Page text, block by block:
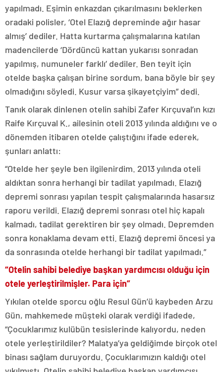
yapılmadı. Eşimin enkazdan çıkarılmasını beklerken
oradaki polisler, ‘Otel Elazığ depreminde ağır hasar
almış’ dediler. Hatta kurtarma çalışmalarına katılan
madencilerde ‘Dördüncü kattan yukarısı sonradan
yapılmış, numuneler farklı’ dediler. Ben teyit için
otelde başka çalışan birine sordum, bana böyle bir şey
olmadığını söyledi. Kusur varsa şikayetçiyim” dedi.
Tanık olarak dinlenen otelin sahibi Zafer Kırçuval’ın kızı
Raife Kırçuval K., ailesinin oteli 2013 yılında aldığını ve o
dönemden itibaren otelde çalıştığını ifade ederek,
şunları anlattı:
“Otelde her şeyle ben ilgilenirdim. 2013 yılında oteli
aldıktan sonra herhangi bir tadilat yapılmadı. Elazığ
depremi sonrası yapılan tespit çalışmalarında hasarsız
raporu verildi. Elazığ depremi sonrası otel hiç kapalı
kalmadı, tadilat gerektiren bir şey olmadı. Depremden
sonra konaklama devam etti. Elazığ depremi öncesi ya
da sonrasında otelde herhangi bir tadilat yapılmadı.”
“Otelin sahibi belediye başkan yardımcısı olduğu için
otele yerleştirilmişler. Para için”
Yıkılan otelde sporcu oğlu Resul Gün’ü kaybeden Arzu
Gün, mahkemede müşteki olarak verdiği ifadede,
“Çocuklarımız kulübün tesislerinde kalıyordu, neden
otele yerleştirildiler? Malatya’ya geldiğimde birçok otel
binası sağlam duruyordu. Çocuklarımızın kaldığı otel